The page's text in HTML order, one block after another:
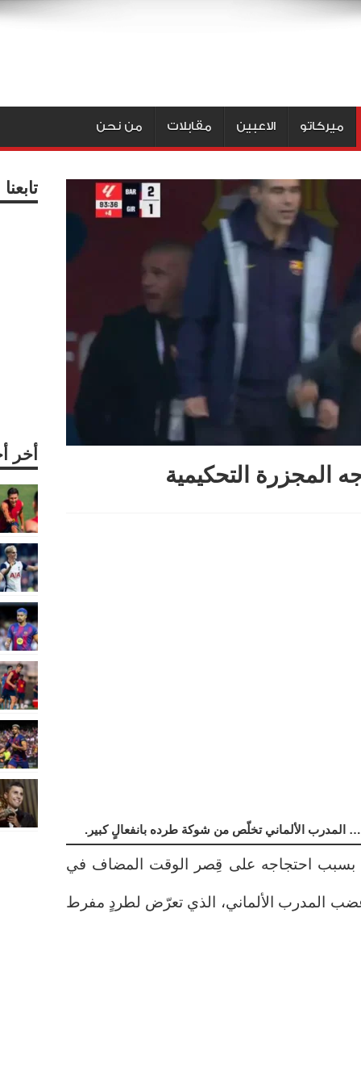
ميركاتو الاعبين مقابلات من نحن
المجزرة التحكيمية
المدرب الألماني تخلّص من شوكة طرده بانفعالٍ كبير.
بسبب احتجاجه على قِصر الوقت المضاف في
غضب المدرب الألماني، الذي تعرّض لطردٍ مفرط
أخر